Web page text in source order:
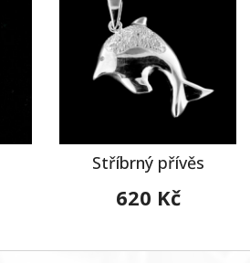
Stříbrný přívěs
620 Kč